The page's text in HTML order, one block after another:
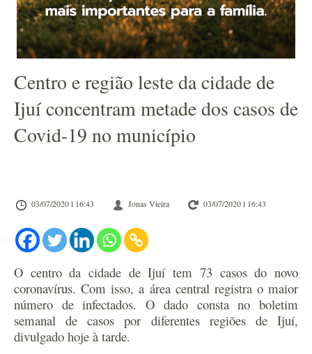
Centro e região leste da cidade de
Ijuí concentram metade dos casos de
Covid-19 no município
03/07/2020 l 16:43 Jonas Vieira 03/07/2020 l 16:43
O centro da cidade de Ijuí tem 73 casos do novo
coronavírus. Com isso, a área central registra o maior
número de infectados. O dado consta no boletim
semanal de casos por diferentes regiões de Ijuí,
divulgado hoje à tarde.